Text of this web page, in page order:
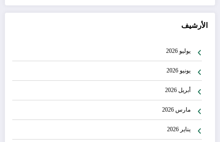
الأرشيف
يوليو 2026
يونيو 2026
أبريل 2026
مارس 2026
يناير 2026